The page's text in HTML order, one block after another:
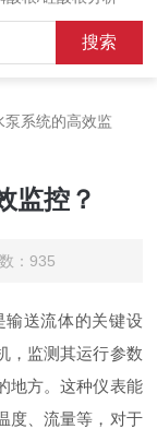
泵系统的高效监
监控？
：935
送流体的关键设
，监测其运行参数
地方。这种仪表能
度、流量等，对于